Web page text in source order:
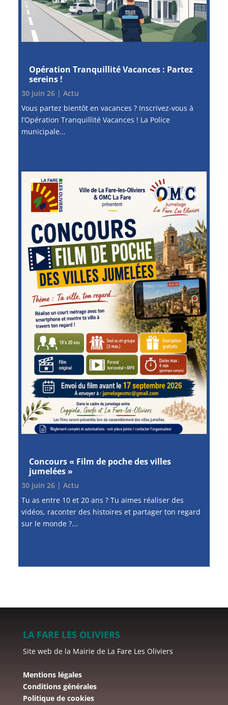
Opération Tranquillité Vacances : Partez
sereins !
30 juin 26| Actu
Vous partez bientôt en vacances ? Inscrivez-vous à
l’Opération Tranquillité Vacances ! La Police
municipale...
Concours « Film de poche des villes
jumelées »
30 juin 26| Actu
Tu as entre 10 et 20 ans ? Tu aimes réaliser des
vidéos, raconter des histoires et partager ton regard
sur le monde ?...
LA FARE LES OLIVIERS
Site web de la Mairie de La Fare Les Oliviers
Mentions légales
Conditions générales
Politique de cookies